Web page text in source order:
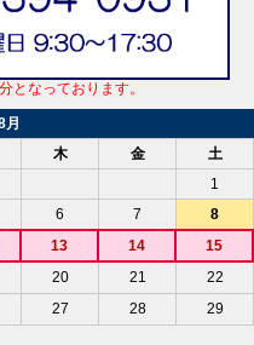
なっております。
月
木 金
土
1
6 7
8
13 14
15
20 21
22
27 28
29